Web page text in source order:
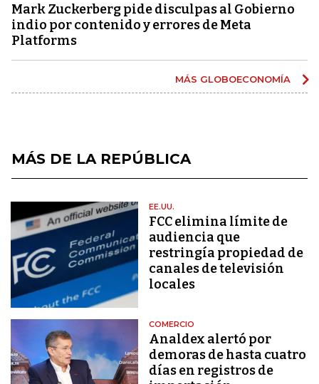
Mark Zuckerberg pide disculpas al Gobierno
indio por contenido y errores de Meta
Platforms
MÁS GLOBOECONOMÍA
MÁS DE LA REPÚBLICA
EE.UU.
FCC elimina límite de
audiencia que
restringía propiedad de
canales de televisión
locales
COMERCIO
Analdex alertó por
demoras de hasta cuatro
días en registros de